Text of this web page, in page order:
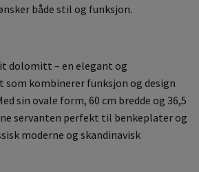
både stil og funksjon.
dolomitt – en elegant og
kombinerer funksjon og design
sin ovale form, 60 cm bredde og 36,5
servanten perfekt til benkeplater og
moderne og skandinavisk